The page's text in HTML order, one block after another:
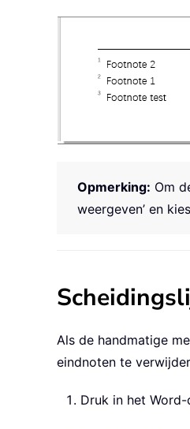
Opmerking: Om
weergeven’ en
Als de handmatige
eindnoten te
Druk in het